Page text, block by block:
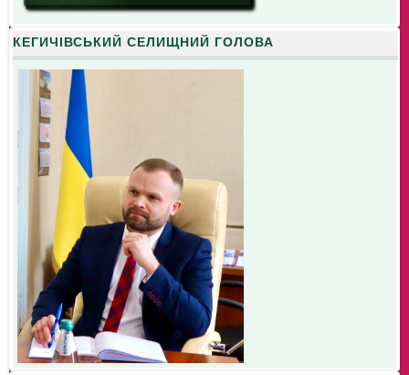
КЕГИЧІВСЬКИЙ СЕЛИЩНИЙ ГОЛОВА